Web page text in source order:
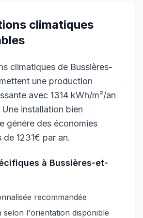
climatiques
climatiques de Bussières-
une production
avec 1314 kWh/m²/an
installation bien
génère des économies
1231€ par an.
à Bussières-et-
recommandée
selon l'orientation disponible